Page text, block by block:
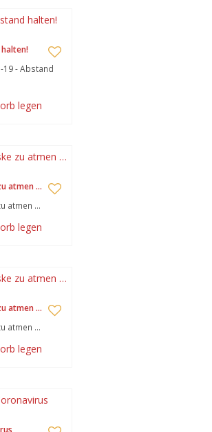
19 - Abstand
legen
atmen …
atmen …
legen
atmen …
atmen …
legen